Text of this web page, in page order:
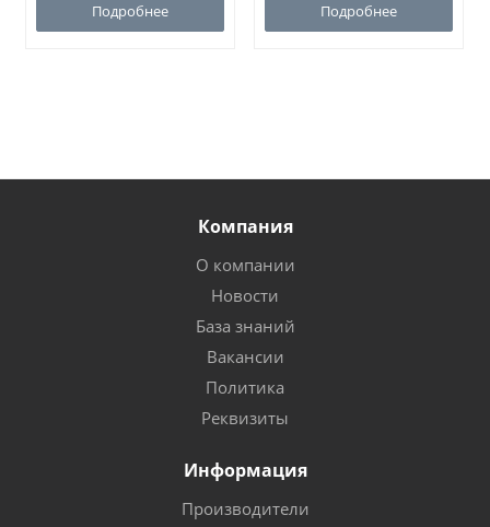
Подробнее Подробнее
Компания
О компании
Новости
База знаний
Вакансии
Политика
Реквизиты
Информация
Производители